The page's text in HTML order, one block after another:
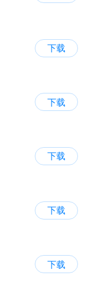
下载
下载
下载
下载
下载